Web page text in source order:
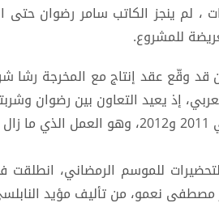
، لم ينجز الكاتب سامر رضوان
للمشروع.
قد وقّع عقد إنتاج مع المخرجة رشا
إذ يعيد التعاون بين رضوان
للموسم الرمضاني،
مصطفى نعمو، من تأليف مؤيد